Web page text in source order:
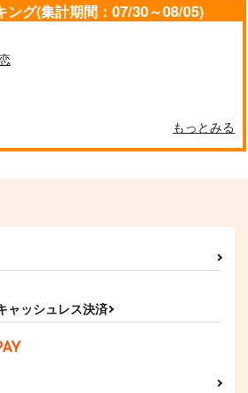
サンプル サンプル
coto
国道695号
ング(集計期間：07/30～08/05)
もっとみる
ャッシュレス決済